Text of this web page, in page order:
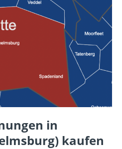
in
kaufen